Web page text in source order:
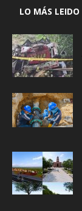
LO MÁS LEIDO